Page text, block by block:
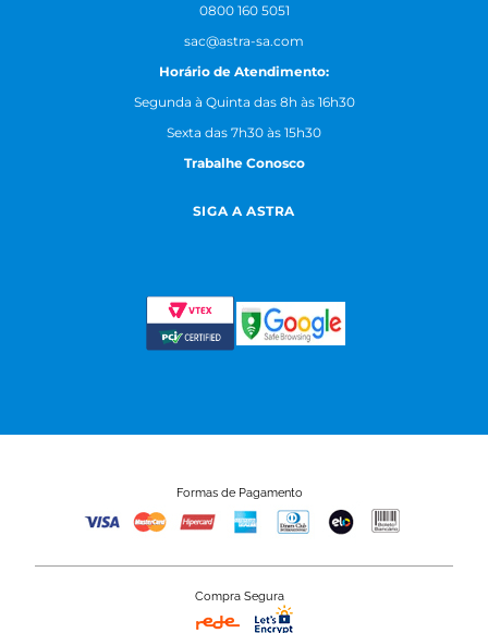
0800 160 5051
sac@astra-sa.com
Horário de Atendimento:
Segunda à Quinta das 8h às 16h30
Sexta das 7h30 às 15h30
Trabalhe Conosco
SIGA A ASTRA
Formas de Pagamento
Compra Segura